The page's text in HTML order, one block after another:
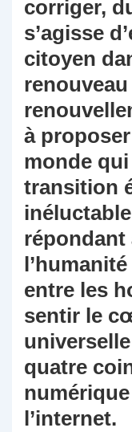
corriger,
s’agisse
citoyen
à
monde
transition
répondant
entre les
sentir le
quatre
l’internet.